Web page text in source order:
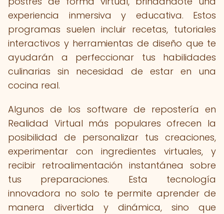
experiencia inmersiva y educativa. Estos
programas suelen incluir recetas, tutoriales
interactivos y herramientas de diseño que te
ayudarán a perfeccionar tus habilidades
culinarias sin necesidad de estar en una
cocina real.
Algunos de los software de repostería en
Realidad Virtual más populares ofrecen la
posibilidad de personalizar tus creaciones,
experimentar con ingredientes virtuales, y
recibir retroalimentación instantánea sobre
tus preparaciones. Esta tecnología
innovadora no solo te permite aprender de
manera divertida y dinámica, sino que